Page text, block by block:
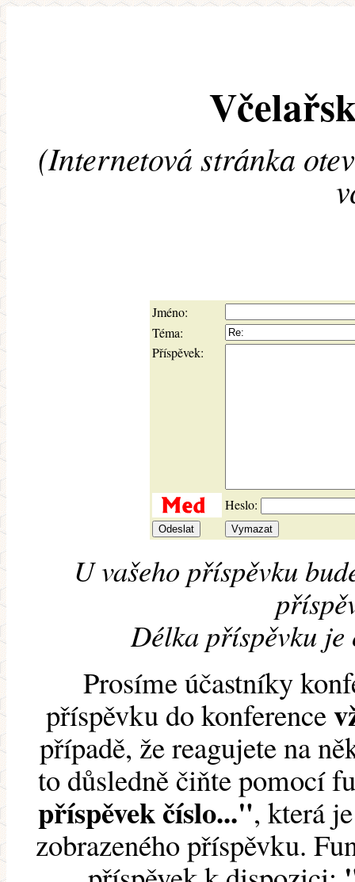
(Internetová stránka
Jméno:
Téma:
Příspěvek:
Heslo:
U vašeho příspěvku
Délka příspěvku je
Prosíme účastníky
příspěvku do konference
případě, že reagujete na
to důsledně čiňte pomocí
příspěvek číslo...", která
zobrazeného příspěvku.